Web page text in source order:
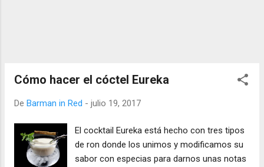
Cómo hacer el cóctel Eureka
De Barman in Red - julio 19, 2017
El cocktail Eureka está hecho con tres tipos
de ron donde los unimos y modificamos su
sabor con especias para darnos unas notas